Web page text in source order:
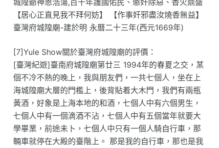
【居心正直見我不拜何妨】 【作事奸邪盡汝燒香無益】
臺灣府城隍廟-建於明 永曆二十三年(西元1669年)
[7]Yule Show關於臺灣府城隍廟的評價：
[臺灣紀遊]臺南府城隍廟第廿三 1994年的春夏之交，某
個不冷不熱的晚上，我與朋友們，一共七個人，坐在上
海城隍廟大層的門檻上，後背貼着大木門，我們有兩瓶
黃酒，好象是上海本地的和酒，七個人中有六個男生，
七個人中有一個滴酒不沾，七個人中有五個當年就要大
學畢業，前途未卜，七個人中只有一個人騎自行車，那
輛車就停在大殿的臺階上。 那是我的自行車，那也是我